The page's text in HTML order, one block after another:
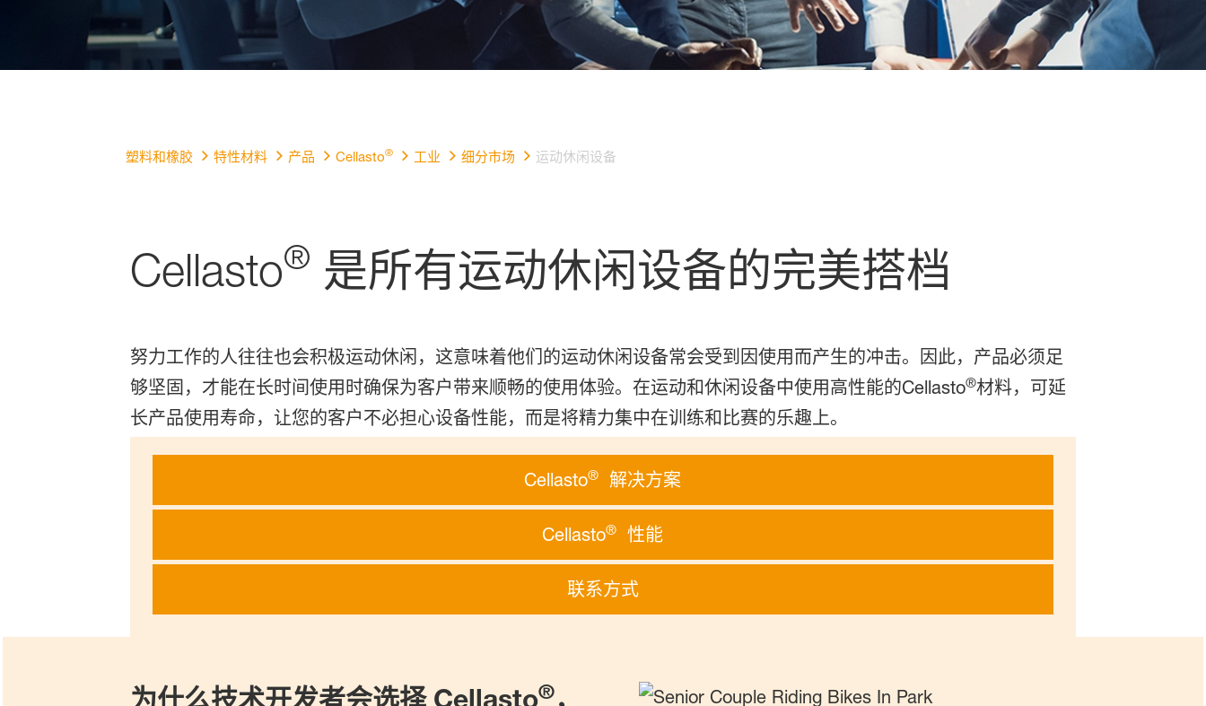
塑料和橡胶 特性材料 产品 Cellasto® 工业 细分市场 运动休闲设备
Cellasto® 是所有运动休闲设备的完美搭档
努力工作的人往往也会积极运动休闲，这意味着他们的运动休闲设备常会受到因使用而产生的冲击。因此，产品必须足
够坚固，才能在长时间使用时确保为客户带来顺畅的使用体验。在运动和休闲设备中使用高性能的Cellasto®材料，可延
长产品使用寿命，让您的客户不必担心设备性能，而是将精力集中在训练和比赛的乐趣上。
Cellasto® 解决方案
Cellasto® 性能
联系方式
为什么技术开发者会选择 Cellasto®，